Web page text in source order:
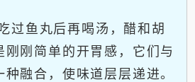
鱼丸后再喝汤，醋和胡
刚刚简单的开胃感，它们与
融合，使味道层层递进。